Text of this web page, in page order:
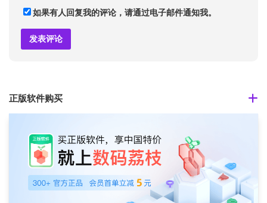
如果有人回复我的评论，请通过电子邮件通知我。
正版软件购买